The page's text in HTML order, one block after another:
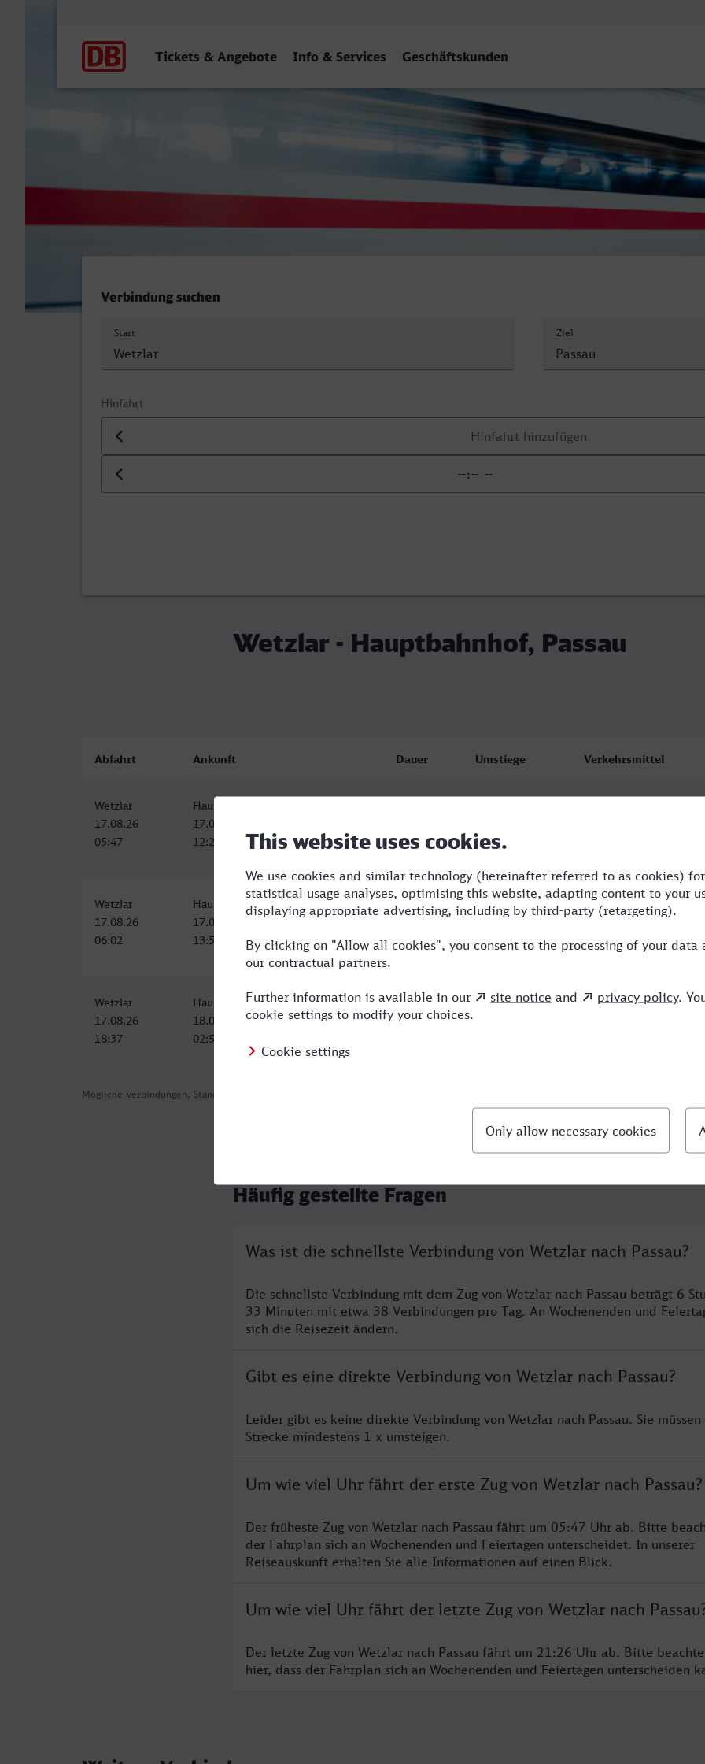
Tickets & Angebote Info & Services Geschäftskunden
Wetzlar - Hauptbahnhof, Passau
Verbindung suchen
Start Ziel
Hinfahrt
Datum der Hinfahrt
Uhrzeit der Hinfahrt
Wetzlar - Hauptbahnhof, Passau
Mögliche Verbindungen, Stand: 2026-08-03 04:32
Abfahrt Ankunft Dauer Umstiege Verkehrsmittel
Wetzlar
17.08.26
05:47
Hauptbahnhof, Passau
17.08.26
12:20
Wetzlar
17.08.26
06:02
Hauptbahnhof, Passau
17.08.26
13:55
7:53 3 BUS,RE,ICE,HLB
Wetzlar
17.08.26
18:37
Hauptbahnhof, Passau
18.08.26
02:50
8:13 4 BUS,RE,ICE,HLB
Häufig gestellte Fragen
Was ist die schnellste Verbindung von Wetzlar nach Passau?
Die schnellste Verbindung mit dem Zug von Wetzlar nach Passau beträgt 6
33 Minuten mit etwa 38 Verbindungen pro Tag. An Wochenenden und
sich die Reisezeit ändern.
Gibt es eine direkte Verbindung von Wetzlar nach Passau?
Leider gibt es keine direkte Verbindung von Wetzlar nach Passau. Sie
Strecke mindestens 1 x umsteigen.
Um wie viel Uhr fährt der erste Zug von Wetzlar nach Passau?
Der früheste Zug von Wetzlar nach Passau fährt um 05:47 Uhr ab. Bitte
der Fahrplan sich an Wochenenden und Feiertagen unterscheidet. In unserer
Reiseauskunft erhalten Sie alle Informationen auf einen Blick.
Um wie viel Uhr fährt der letzte Zug von Wetzlar nach
Der letzte Zug von Wetzlar nach Passau fährt um 21:26 Uhr ab. Bitte
hier, dass der Fahrplan sich an Wochenenden und Feiertagen unterscheiden